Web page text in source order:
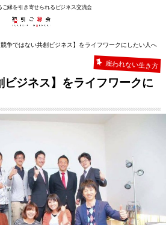
ご縁を引き寄せられるビジネス交流会
競争ではない共創ビジネス】をライフワークにしたい人へ
雇われない生き方
ビジネス】をライフワークに